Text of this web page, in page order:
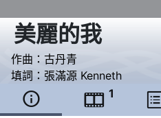
美麗的我
作曲： 古丹青
填詞： 張滿源 Kenneth
  1 